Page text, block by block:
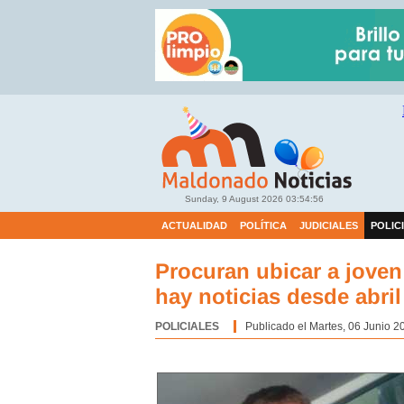
Sunday, 9 August 2026 03:54:57
ACTUALIDAD POLÍTICA JUDICIALES
Procuran ubicar a
hay noticias desde abril
POLICIALES Publicado el Martes, 06 Junio